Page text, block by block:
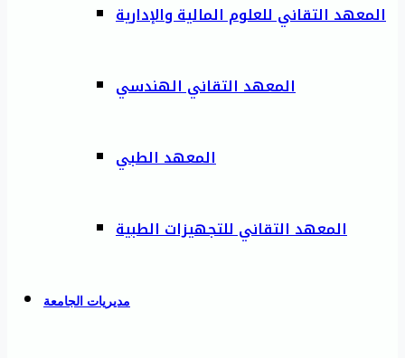
المعهد التقاني للعلوم المالية والإدارية
المعهد التقاني الهندسي
المعهد الطبي
المعهد التقاني للتجهيزات الطبية
مديريات الجامعة